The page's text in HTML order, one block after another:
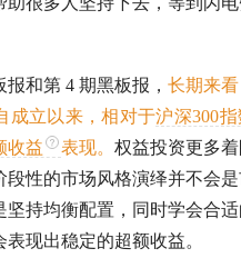
和第 4 期黑板报， 长期来
成立以来，相对于沪深300指
收益 表现。 权益投资更多
段性的市场风格演绎并不会
坚持均衡配置，同时学会合适
表现出稳定的超额收益。